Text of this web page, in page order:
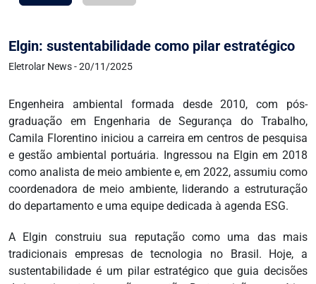
Elgin: sustentabilidade como pilar estratégico
Eletrolar News - 20/11/2025
Engenheira ambiental formada desde 2010, com pós-
graduação em Engenharia de Segurança do Trabalho,
Camila Florentino iniciou a carreira em centros de pesquisa
e gestão ambiental portuária. Ingressou na Elgin em 2018
como analista de meio ambiente e, em 2022, assumiu como
coordenadora de meio ambiente, liderando a estruturação
do departamento e uma equipe dedicada à agenda ESG.
A Elgin construiu sua reputação como uma das mais
tradicionais empresas de tecnologia no Brasil. Hoje, a
sustentabilidade é um pilar estratégico que guia decisões